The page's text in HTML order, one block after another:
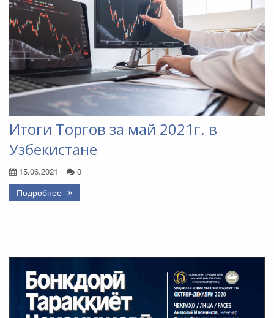
Итоги Торгов за май 2021г. в
Узбекистане
15.06.2021 0
Подробнее